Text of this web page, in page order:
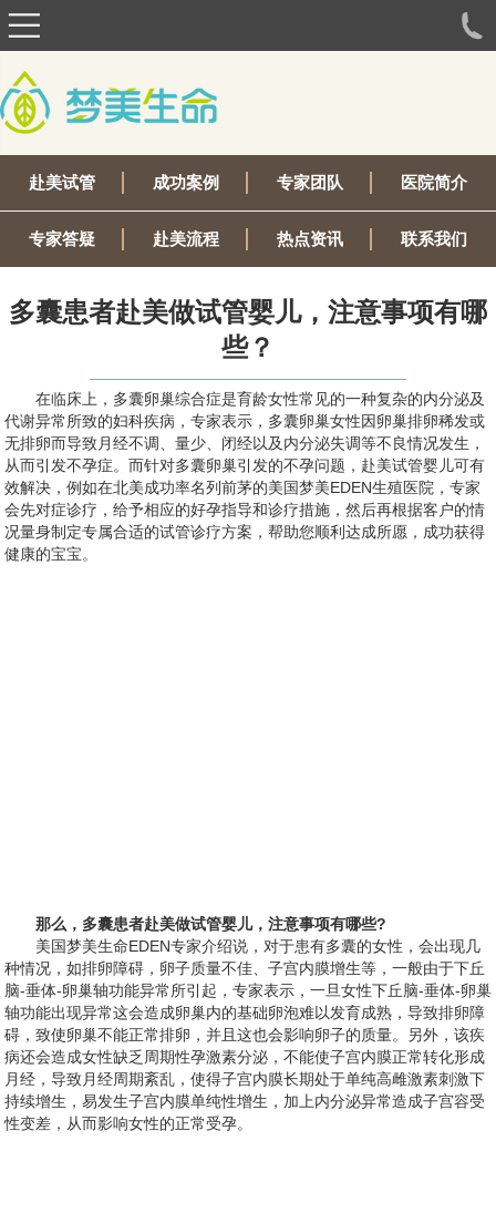
赴美试管 成功案例 专家团队 医院简介
专家答疑 赴美流程 热点资讯 联系我们
多囊患者赴美做试管婴儿，注意事项有哪
些？
在临床上，多囊卵巢综合症是育龄女性常见的一种复杂的内分泌及
代谢异常所致的妇科疾病，专家表示，多囊卵巢女性因卵巢排卵稀发或
无排卵而导致月经不调、量少、闭经以及内分泌失调等不良情况发生，
从而引发不孕症。而针对多囊卵巢引发的不孕问题，赴美试管婴儿可有
效解决，例如在北美成功率名列前茅的美国梦美EDEN生殖医院，专家
会先对症诊疗，给予相应的好孕指导和诊疗措施，然后再根据客户的情
况量身制定专属合适的试管诊疗方案，帮助您顺利达成所愿，成功获得
健康的宝宝。
那么，多囊患者赴美做试管婴儿，注意事项有哪些?
美国梦美生命EDEN专家介绍说，对于患有多囊的女性，会出现几
种情况，如排卵障碍，卵子质量不佳、子宫内膜增生等，一般由于下丘
脑-垂体-卵巢轴功能异常所引起，专家表示，一旦女性下丘脑-垂体-卵巢
轴功能出现异常这会造成卵巢内的基础卵泡难以发育成熟，导致排卵障
碍，致使卵巢不能正常排卵，并且这也会影响卵子的质量。另外，该疾
病还会造成女性缺乏周期性孕激素分泌，不能使子宫内膜正常转化形成
月经，导致月经周期紊乱，使得子宫内膜长期处于单纯高雌激素刺激下
持续增生，易发生子宫内膜单纯性增生，加上内分泌异常造成子宫容受
性变差，从而影响女性的正常受孕。